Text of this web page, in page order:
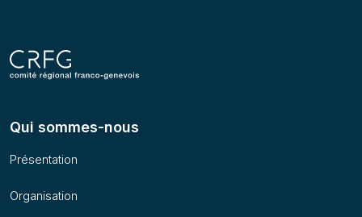
Qui sommes-nous
Présentation
Organisation